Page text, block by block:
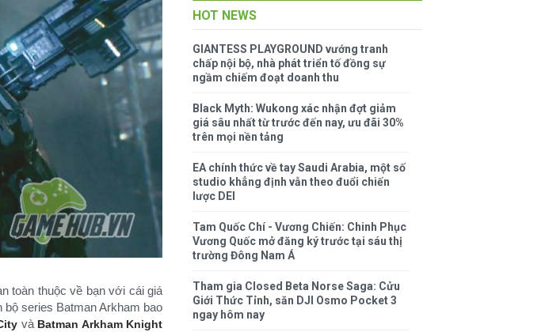
toàn thuộc về bạn với cái giá
series Batman Arkham bao
và Batman Arkham Knight
HOT NEWS
GIANTESS PLAYGROUND vướng tranh
chấp nội bộ, nhà phát triển tố đồng sự
ngầm chiếm đoạt doanh thu
Black Myth: Wukong xác nhận đợt giảm
giá sâu nhất từ trước đến nay, ưu đãi 30%
trên mọi nền tảng
EA chính thức về tay Saudi Arabia, một số
studio khẳng định vẫn theo đuổi chiến
lược DEI
Tam Quốc Chí - Vương Chiến: Chinh Phục
Vương Quốc mở đăng ký trước tại sáu thị
trường Đông Nam Á
Tham gia Closed Beta Norse Saga: Cửu
Giới Thức Tỉnh, săn DJI Osmo Pocket 3
ngay hôm nay